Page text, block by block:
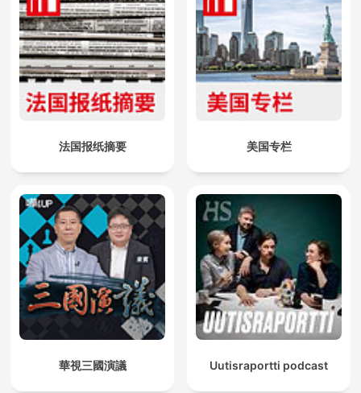
法国报纸摘要 美国专栏
華視三國演議 Uutisraportti podcast